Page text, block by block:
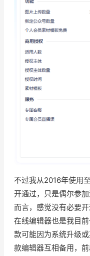
不过我从2016年使用
开通过，只是偶尔参
而言，感觉没有必要
在线编辑器也是我目
款可能因为系统升级
款编辑器互相备用，